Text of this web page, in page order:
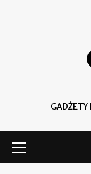
GADŻETY
główne